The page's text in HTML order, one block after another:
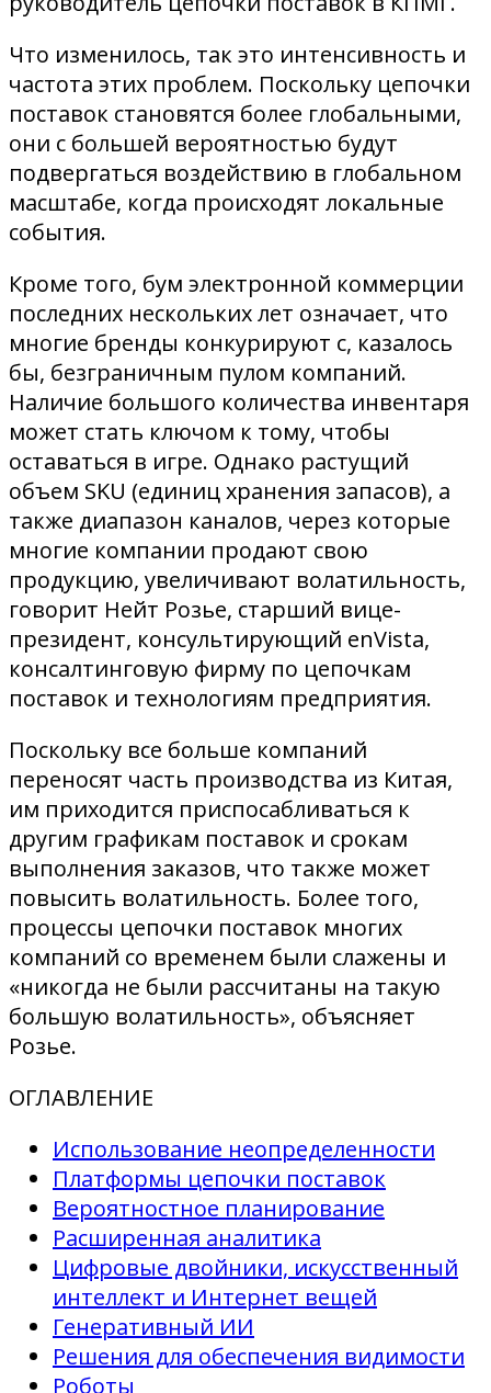
Что изменилось, так это интенсивность и
частота этих проблем. Поскольку цепочки
поставок становятся более глобальными,
они с большей вероятностью будут
подвергаться воздействию в глобальном
масштабе, когда происходят локальные
события.
Кроме того, бум электронной коммерции
последних нескольких лет означает, что
многие бренды конкурируют с, казалось
бы, безграничным пулом компаний.
Наличие большого количества инвентаря
может стать ключом к тому, чтобы
оставаться в игре. Однако растущий
объем SKU (единиц хранения запасов), а
также диапазон каналов, через которые
многие компании продают свою
продукцию, увеличивают волатильность,
говорит Нейт Розье, старший вице-
президент, консультирующий enVista,
консалтинговую фирму по цепочкам
поставок и технологиям предприятия.
Поскольку все больше компаний
переносят часть производства из Китая,
им приходится приспосабливаться к
другим графикам поставок и срокам
выполнения заказов, что также может
повысить волатильность. Более того,
процессы цепочки поставок многих
компаний со временем были слажены и
«никогда не были рассчитаны на такую ​​
большую волатильность», объясняет
Розье.
ОГЛАВЛЕНИЕ
Использование неопределенности
Платформы цепочки поставок
Вероятностное планирование
Расширенная аналитика
Цифровые двойники, искусственный
интеллект и Интернет вещей
Генеративный ИИ
Решения для обеспечения видимости
Роботы